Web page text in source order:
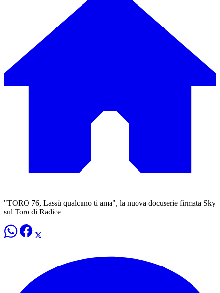
"TORO 76, Lassù qualcuno ti ama", la nuova docuserie firmata Sky
sul Toro di Radice